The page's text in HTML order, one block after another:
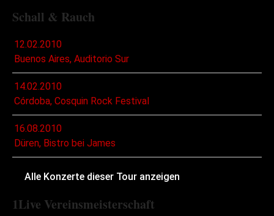
Schall & Rauch
12.02.2010
Buenos Aires, Auditorio Sur
14.02.2010
Córdoba, Cosquin Rock Festival
16.08.2010
Düren, Bistro bei James
Alle Konzerte dieser Tour anzeigen
1Live Vereinsmeisterschaft